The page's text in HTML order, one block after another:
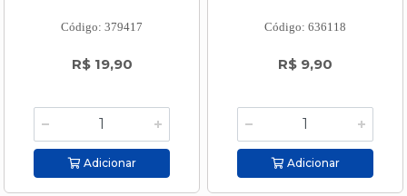
Código: 379417
R$ 19,90
Adicionar
Código: 636118
R$ 9,90
Adicionar